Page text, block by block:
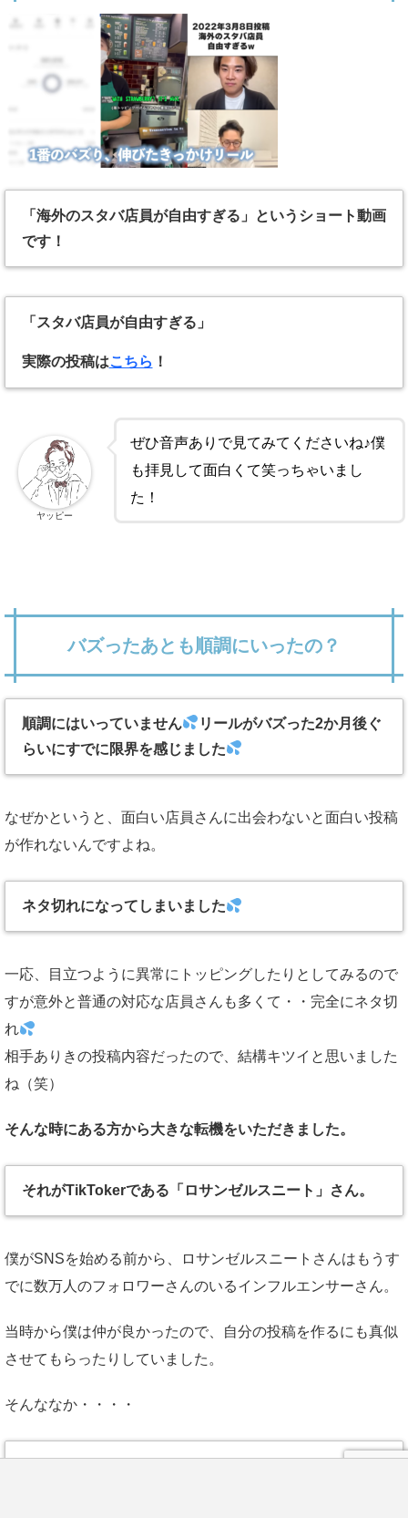
「海外のスタバ店員が自由すぎる」というショート動画
です！
「スタバ店員が自由すぎる」
実際の投稿はこちら ！
ぜひ音声ありで見てみてくださいね♪僕
も拝見して面白くて笑っちゃいまし
た！
ヤッピー
バズったあとも順調にいったの？
順調にはいっていません
リールがバズった2か月後ぐ
らいにすでに限界を感じました
なぜかというと、面白い店員さんに出会わないと面白い投稿
が作れないんですよね。
ネタ切れになってしまいました
一応、目立つように異常にトッピングしたりとしてみるので
すが意外と普通の対応な店員さんも多くて・・完全にネタ切
れ
相手ありきの投稿内容だったので、結構キツイと思いました
ね（笑）
そんな時にある方から大きな転機をいただきました。
それがTikTokerである「ロサンゼルスニート」さん。
僕がSNSを始める前から、ロサンゼルスニートさんはもうす
でに数万人のフォロワーさんのいるインフルエンサーさん。
当時から僕は仲が良かったので、自分の投稿を作るにも真似
させてもらったりしていました。
そんななか・・・・